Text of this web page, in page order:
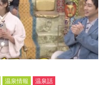
温泉情報 温泉話